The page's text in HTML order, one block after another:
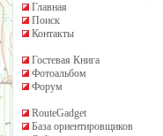
Главная
Поиск
Контакты
Гостевая Книга
Фотоальбом
Форум
RouteGadget
База ориентировщиков